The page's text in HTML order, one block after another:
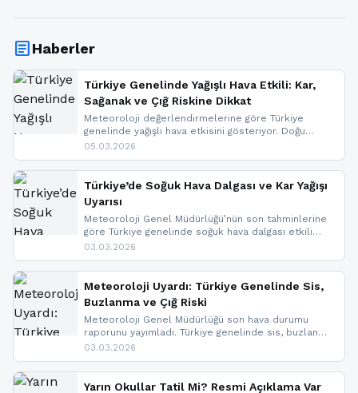
articleHaberler
Türkiye Genelinde Yağışlı Hava Etkili: Kar,
Sağanak ve Çığ Riskine Dikkat
Meteoroloji değerlendirmelerine göre Türkiye
genelinde yağışlı hava etkisini gösteriyor. Doğu
bölgelerinde kar yağışı beklenirken Marmara ve
ise çığ tehlikesi bulunuyor. İç kesimlerde sis ve pus
nedeniyle görüş mesafesinde azalma
yaşanabileceği belirtiliyor.
05.03.2026
Türkiye’de Soğuk Hava Dalgası ve Kar Yağışı
Uyarısı
Meteoroloji Genel Müdürlüğü’nün son tahminlerine
göre Türkiye genelinde soğuk hava dalgası etkili
oluyor. Birçok il için kar yağışı ve buzlanma uyarısı
03.03.2026
Meteoroloji Uyardı: Türkiye Genelinde Sis,
Buzlanma ve Çığ Riski
Meteoroloji Genel Müdürlüğü son hava durumu
raporunu yayımladı. Türkiye genelinde sis, buzlanma
ve don beklenirken Doğu Anadolu ve Doğu
yapıldı. İşte son dakika meteoroloji gelişmeleri.
03.03.2026
Yarın Okullar Tatil Mi? Resmi Açıklama Var